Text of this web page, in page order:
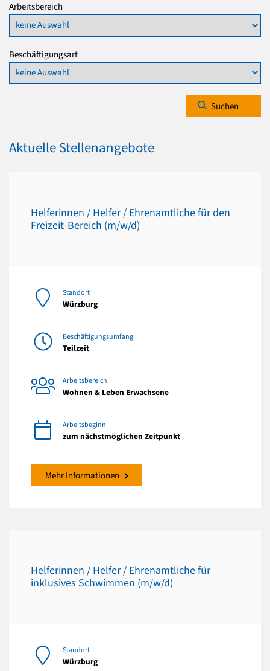
Arbeitsbereich
Beschäftigungsart
Suchen
Aktuelle Stellenangebote
Helferinnen / Helfer / Ehrenamtliche für den
Freizeit-Bereich (m/w/d)
Standort
Würzburg
Beschäftigungsumfang
Teilzeit
Arbeitsbereich
Wohnen & Leben Erwachsene
Arbeitsbeginn
zum nächstmöglichen Zeitpunkt
Mehr Informationen
Helferinnen / Helfer / Ehrenamtliche für
inklusives Schwimmen (m/w/d)
Standort
Würzburg